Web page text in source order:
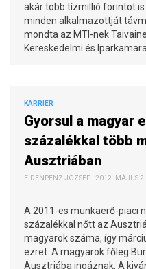
akár több tízmillió forintot
minden alkalmazottját
mondta az MTI-nek
Kereskedelmi és
KARRIER
Gyorsul a magyar
százalékkal több
Ausztriában
EIDENPENZ JÓZSEF | 2012. MÁJUS
A 2011-es munkaerő-piaci
százalékkal nőtt az
magyarok száma, így
ezret. A magyarok főleg
Ausztriába ingáznak. A